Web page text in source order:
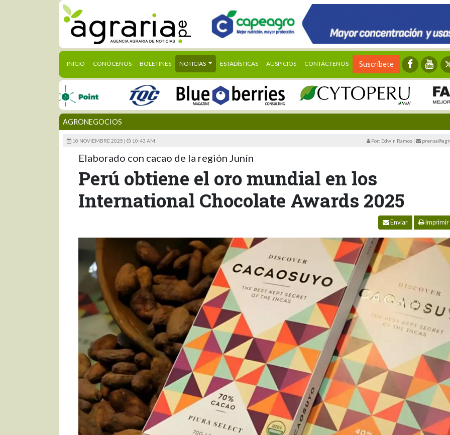
INICIO (CURRENT)
CONÓCENOS BOLETINES NOTICIAS ESTADÍSTICAS AUSPICIOS CONTÁCTENOS Suscríbete
AGRONEGOCIOS
10 NOVIEMBRE 2025 | 10:43 AM Por: Edwin Ramos |
Elaborado con cacao de la región Junín
Perú obtiene el oro mundial en los
International Chocolate Awards 2025
Enviar Imprimir